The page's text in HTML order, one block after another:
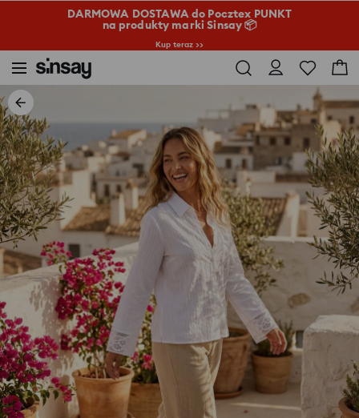
DARMOWA DOSTAWA do Pocztex PUNKT
na produkty marki Sinsay 📦
Kup teraz >>